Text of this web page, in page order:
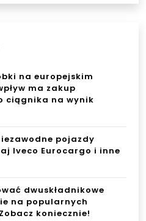
naj
Eur
oca
i
e
ikon
na europejskim
ma zakup
ciągnika na wynik
pojazdy
Iveco Eurocargo i inne
dwuskładnikowe
na popularnych
koniecznie!